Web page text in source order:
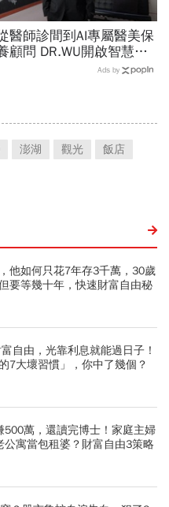
醫師診間到AI專屬醫美保
問 DR.WU開啟智慧養
Ads by
澎湖 觀光
飯店
他如何只花7年存3千萬，30歲
要等幾十年，快速財富自由秘
自由，光靠利息就能過日子！
7大壞習慣」，你中了幾個？
500萬，還讀完博士！家庭主婦
公寓當包租婆？財富自由3策略